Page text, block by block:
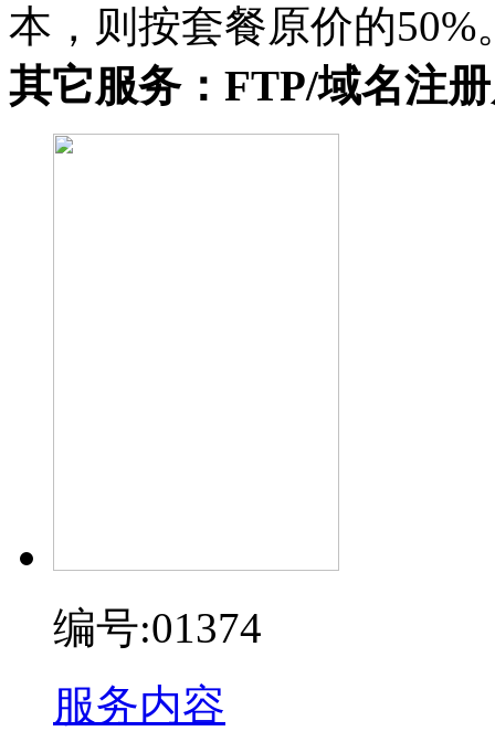
本，则按套餐原价的50%
其它服务：FTP/域名注
编号:01374
服务内容